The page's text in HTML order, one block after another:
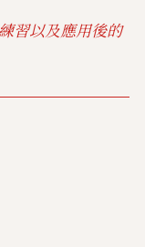
習以及應用後的